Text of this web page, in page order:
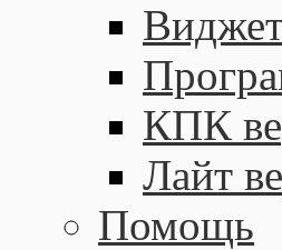
КПК
Лайт
Помощь